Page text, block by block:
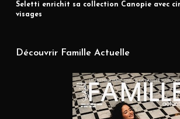
Seletti enrichit sa collection Canopie avec
visages
Découvrir Famille Actuelle